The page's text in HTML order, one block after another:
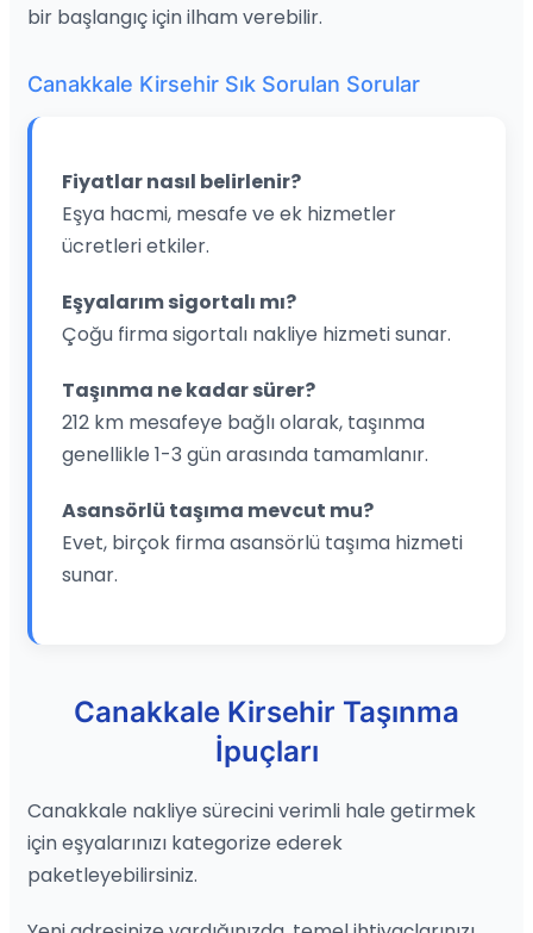
bir başlangıç için ilham verebilir.
Canakkale Kirsehir Sık Sorulan Sorular
Fiyatlar nasıl belirlenir?
Eşya hacmi, mesafe ve ek hizmetler
ücretleri etkiler.
Eşyalarım sigortalı mı?
Çoğu firma sigortalı nakliye hizmeti sunar.
Taşınma ne kadar sürer?
212 km mesafeye bağlı olarak, taşınma
genellikle 1-3 gün arasında tamamlanır.
Asansörlü taşıma mevcut mu?
Evet, birçok firma asansörlü taşıma hizmeti
sunar.
Canakkale Kirsehir Taşınma
İpuçları
Canakkale nakliye sürecini verimli hale getirmek
için eşyalarınızı kategorize ederek
paketleyebilirsiniz.